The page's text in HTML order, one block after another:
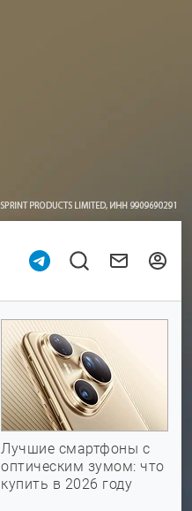
Лучшие смартфоны с
оптическим зумом: что
купить в 2026 году